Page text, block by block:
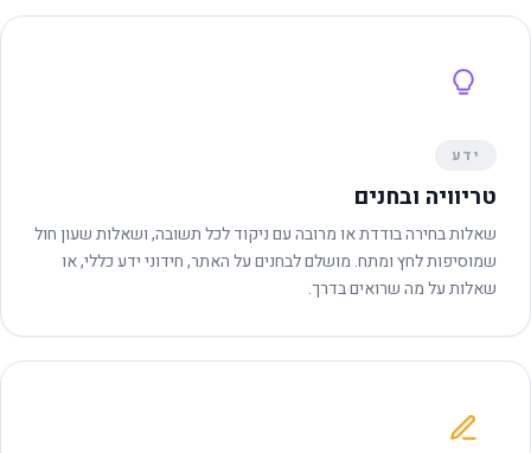
ידע
טריוויה ובחנים
שאלות בחירה בודדת או מרובה עם ניקוד לכל תשובה, ושאלות שעון חול
שמוסיפות לחץ ומתח. מושלם לבחנים על האתר, חידוני ידע כללי, או
שאלות על מה שרואים בדרך.